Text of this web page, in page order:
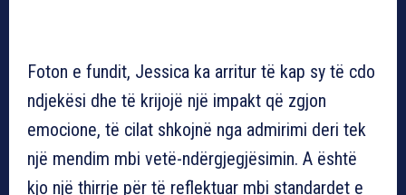
Foton e fundit, Jessica ka arritur të kap sy të cdo
ndjekësi dhe të krijojë një impakt që zgjon
emocione, të cilat shkojnë nga admirimi deri tek
një mendim mbi vetë-ndërgjegjësimin. A është
kjo një thirrje për të reflektuar mbi standardet e